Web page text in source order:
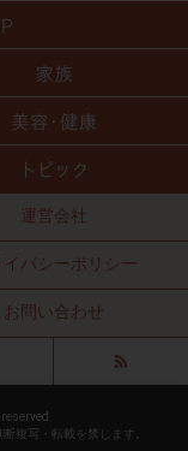
運営会社
イバシーポリシー
お問い合わせ
複写・転載を禁じます。